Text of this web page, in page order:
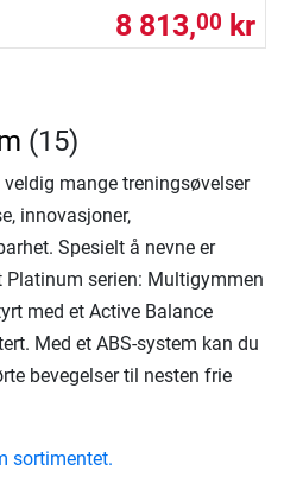
8 813,00 kr
(15)
mange treningsøvelser
innovasjoner,
Spesielt å nevne er
serien: Multigymmen
med et Active Balance
Med et ABS-system kan du
bevegelser til nesten frie
sortimentet.